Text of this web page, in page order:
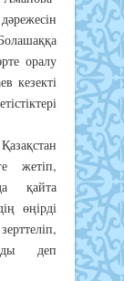
оралу
кезекті
жетіп,
қайта
өңірді
деп